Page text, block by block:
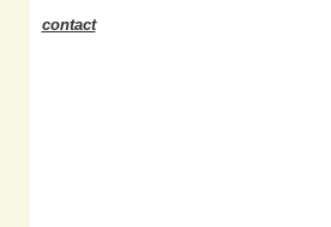
contact